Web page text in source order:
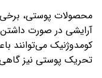
محصولات پوستی،
آرایشی در صورت داشتن
کومدوژنیک می‌توانند
تحریک پوستی نیز